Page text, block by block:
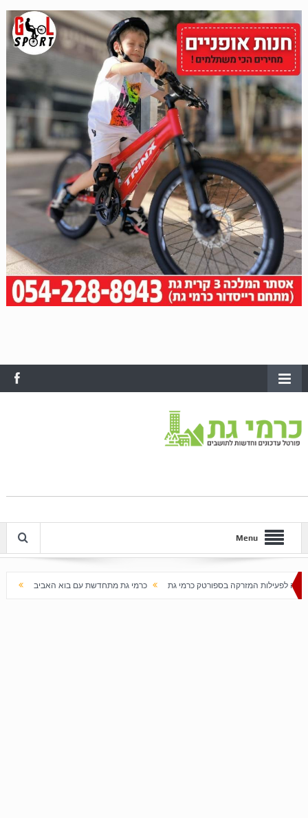
Menu
בספורטק כרמי גת כרמי גת מתחדשת עם בוא האביב עלייה חדה במחירי הדירות בכרמי